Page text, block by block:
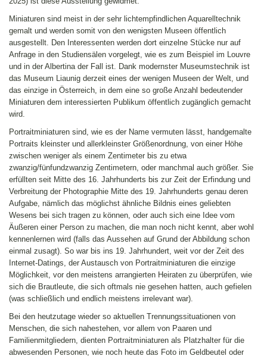
Miniaturen sind meist in der sehr lichtempfindlichen Aquarelltechnik
gemalt und werden somit von den wenigsten Museen öffentlich
ausgestellt. Den Interessenten werden dort einzelne Stücke nur auf
Anfrage in den Studiensälen vorgelegt, wie es zum Beispiel im Louvre
und in der Albertina der Fall ist. Dank modernster Museumstechnik ist
das Museum Liaunig derzeit eines der wenigen Museen der Welt, und
das einzige in Österreich, in dem eine so große Anzahl bedeutender
Miniaturen dem interessierten Publikum öffentlich zugänglich gemacht
wird.
Portraitminiaturen sind, wie es der Name vermuten lässt, handgemalte
Portraits kleinster und allerkleinster Größenordnung, von einer Höhe
zwischen weniger als einem Zentimeter bis zu etwa
zwanzig/fünfundzwanzig Zentimetern, oder manchmal auch größer. Sie
erfüllten seit Mitte des 16. Jahrhunderts bis zur Zeit der Erfindung und
Verbreitung der Photographie Mitte des 19. Jahrhunderts genau deren
Aufgabe, nämlich das möglichst ähnliche Bildnis eines geliebten
Wesens bei sich tragen zu können, oder auch sich eine Idee vom
Äußeren einer Person zu machen, die man noch nicht kennt, aber wohl
kennenlernen wird (falls das Aussehen auf Grund der Abbildung schon
einmal zusagt). So war bis ins 19. Jahrhundert, weit vor der Zeit des
Internet-Datings, der Austausch von Portraitminiaturen die einzige
Möglichkeit, vor den meistens arrangierten Heiraten zu überprüfen, wie
sich die Brautleute, die sich oftmals nie gesehen hatten, auch gefielen
(was schließlich und endlich meistens irrelevant war).
Bei den heutzutage wieder so aktuellen Trennungssituationen von
Menschen, die sich nahestehen, vor allem von Paaren und
Familienmitgliedern, dienten Portraitminiaturen als Platzhalter für die
abwesenden Personen, wie noch heute das Foto im Geldbeutel oder